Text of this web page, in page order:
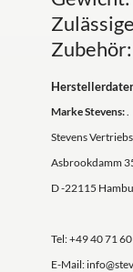
Marke Stevens:
Stevens
Asbrookdamm
D -22115
Tel: +49 40 71
E-Mail: